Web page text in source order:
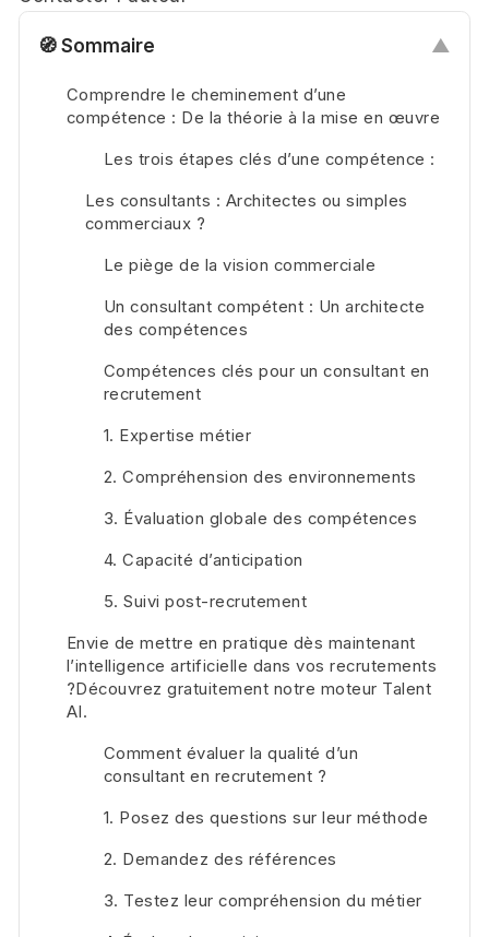
🧭 Sommaire ▲
Comprendre le cheminement d’une
compétence : De la théorie à la mise en œuvre
Les trois étapes clés d’une compétence :
Les consultants : Architectes ou simples
commerciaux ?
Le piège de la vision commerciale
Un consultant compétent : Un architecte
des compétences
Compétences clés pour un consultant en
recrutement
1. Expertise métier
2. Compréhension des environnements
3. Évaluation globale des compétences
4. Capacité d’anticipation
5. Suivi post-recrutement
Envie de mettre en pratique dès maintenant
l’intelligence artificielle dans vos recrutements
?Découvrez gratuitement notre moteur Talent
AI.
Comment évaluer la qualité d’un
consultant en recrutement ?
1. Posez des questions sur leur méthode
2. Demandez des références
3. Testez leur compréhension du métier